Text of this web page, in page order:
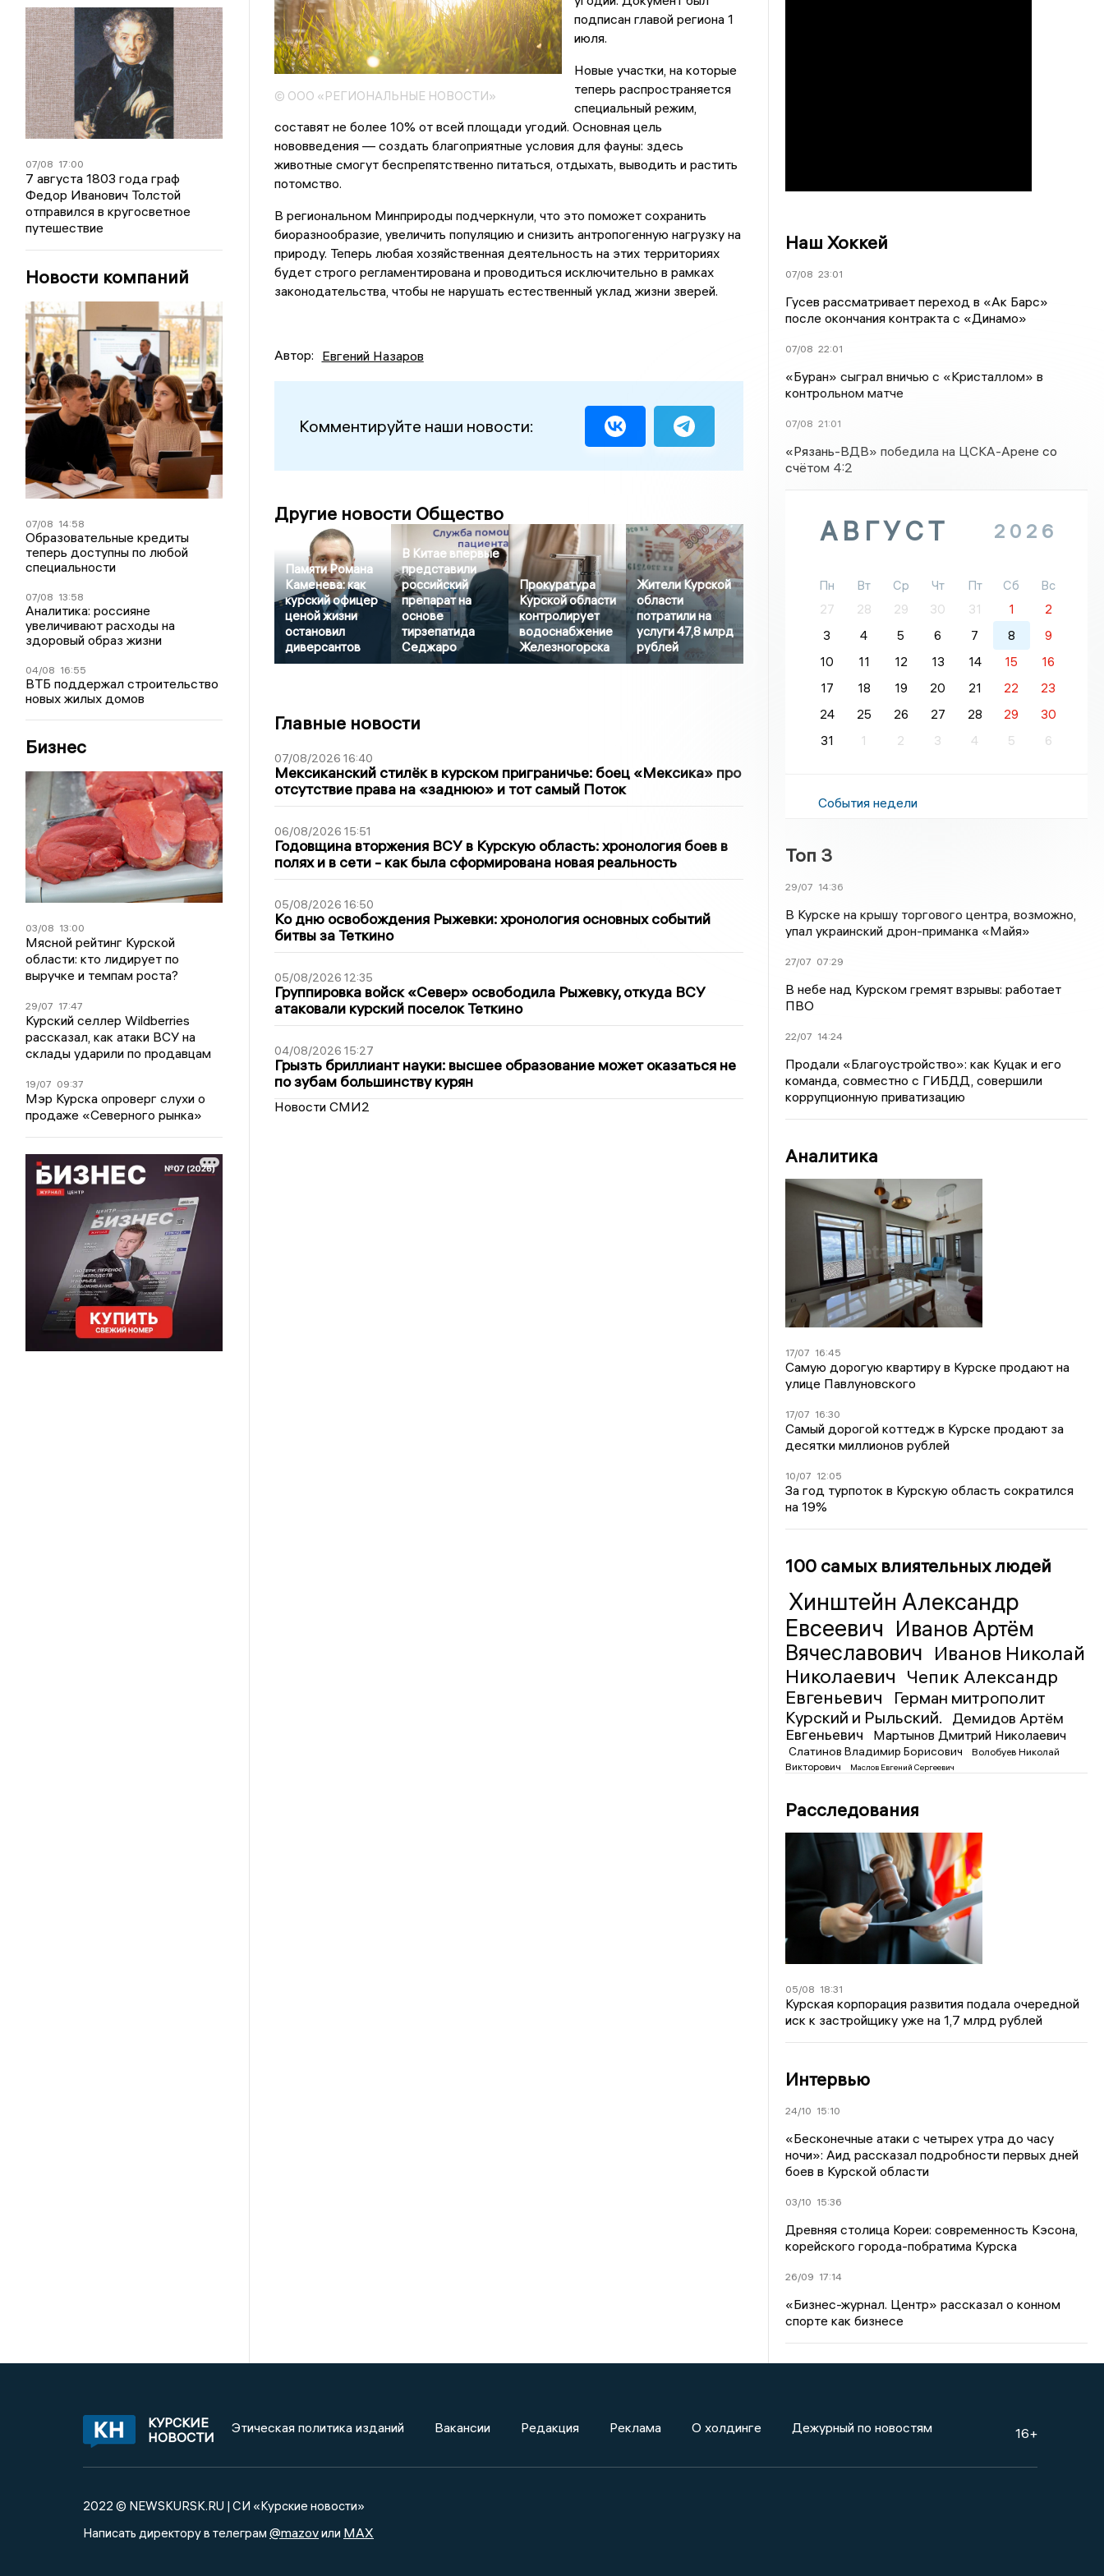
07/08 17:00
7 августа 1803 года граф
Федор Иванович Толстой
отправился в кругосветное
путешествие
Новости компаний
07/08 14:58
Образовательные кредиты
теперь доступны по любой
специальности
07/08 13:58
Аналитика: россияне
увеличивают расходы на
здоровый образ жизни
04/08 16:55
ВТБ поддержал строительство
новых жилых домов
Бизнес
03/08 13:00
Мясной рейтинг Курской
области: кто лидирует по
выручке и темпам роста?
29/07 17:47
Курский селлер Wildberries
рассказал, как атаки ВСУ на
склады ударили по продавцам
19/07 09:37
Мэр Курска опроверг слухи о
продаже «Северного рынка»
© ООО «РЕГИОНАЛЬНЫЕ НОВОСТИ»
подписан главой региона 1
июля.
Новые участки, на которые
теперь распространяется
специальный режим,
составят не более 10% от всей площади угодий. Основная цель
нововведения — создать благоприятные условия для фауны: здесь
животные смогут беспрепятственно питаться, отдыхать, выводить и растить
потомство.
В региональном Минприроды подчеркнули, что это поможет сохранить
биоразнообразие, увеличить популяцию и снизить антропогенную нагрузку на
природу. Теперь любая хозяйственная деятельность на этих территориях
будет строго регламентирована и проводиться исключительно в рамках
законодательства, чтобы не нарушать естественный уклад жизни зверей.
Автор: Евгений Назаров
Комментируйте наши новости:
Другие новости Общество
Памяти Романа
Каменева: как
курский офицер
ценой жизни
остановил
диверсантов
В Китае впервые
представили
российский
препарат на
основе
тирзепатида
Седжаро
Прокуратура
Курской области
контролирует
водоснабжение
Железногорска
Жители Курской
области
потратили на
услуги 47,8 млрд
рублей
Главные новости
07/08/2026 16:40
Мексиканский стилёк в курском приграничье: боец «Мексика» про
отсутствие права на «заднюю» и тот самый Поток
06/08/2026 15:51
Годовщина вторжения ВСУ в Курскую область: хронология боев в
полях и в сети - как была сформирована новая реальность
05/08/2026 16:50
Ко дню освобождения Рыжевки: хронология основных событий
битвы за Теткино
05/08/2026 12:35
Группировка войск «Север» освободила Рыжевку, откуда ВСУ
атаковали курский поселок Теткино
04/08/2026 15:27
Грызть бриллиант науки: высшее образование может оказаться не
по зубам большинству курян
Новости СМИ2
Наш Хоккей
07/08 23:01
Гусев рассматривает переход в «Ак Барс»
после окончания контракта с «Динамо»
07/08 22:01
«Буран» сыграл вничью с «Кристаллом» в
контрольном матче
07/08 21:01
«Рязань-ВДВ» победила на ЦСКА-Арене со
счётом 4:2
АВГУСТ 2026
Пн Вт Ср Чт Пт Сб
Вс
27
28 29 30 31 1
2
3
4 5 6 7 8
9
10
11 12 13 14 15
16
17
18 19 20 21 22
23
24
25 26 27 28 29
30
31
1 2 3 4 5 6
События недели
Топ 3
29/07 14:36
В Курске на крышу торгового центра, возможно,
упал украинский дрон-приманка «Майя»
27/07 07:29
В небе над Курском гремят взрывы: работает
ПВО
22/07 14:24
Продали «Благоустройство»: как Куцак и его
команда, совместно с ГИБДД, совершили
коррупционную приватизацию
Аналитика
17/07 16:45
Самую дорогую квартиру в Курске продают на
улице Павлуновского
17/07 16:30
Самый дорогой коттедж в Курске продают за
десятки миллионов рублей
10/07 12:05
За год турпоток в Курскую область сократился
на 19%
100 самых влиятельных людей
Хинштейн Александр
Евсеевич Иванов Артём
Вячеславович Иванов Николай
Николаевич Чепик Александр
Евгеньевич
Герман митрополит
Курский и Рыльский.
Демидов Артём
Евгеньевич
Мартынов Дмитрий Николаевич
Слатинов Владимир Борисович
Волобуев Николай
Викторович
Маслов Евгений Сергеевич
Расследования
05/08 18:31
Курская корпорация развития подала очередной
иск к застройщику уже на 1,7 млрд рублей
Интервью
24/10 15:10
«Бесконечные атаки с четырех утра до часу
ночи»: Аид рассказал подробности первых дней
боев в Курской области
03/10 15:36
Древняя столица Кореи: современность Кэсона,
корейского города-побратима Курска
26/09 17:14
«Бизнес-журнал. Центр» рассказал о конном
спорте как бизнесе
КУРСКИЕ
НОВОСТИ
Этическая политика изданий Вакансии Редакция Реклама О холдинге Дежурный по новостям 16+
2022 © NEWSKURSK.RU | СИ «Курские новости»
Написать директору в телеграм @mazovили MAX